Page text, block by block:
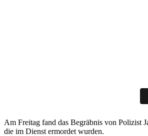
Am Freitag fand das Begräbnis von Polizist
die im Dienst ermordet wurden.